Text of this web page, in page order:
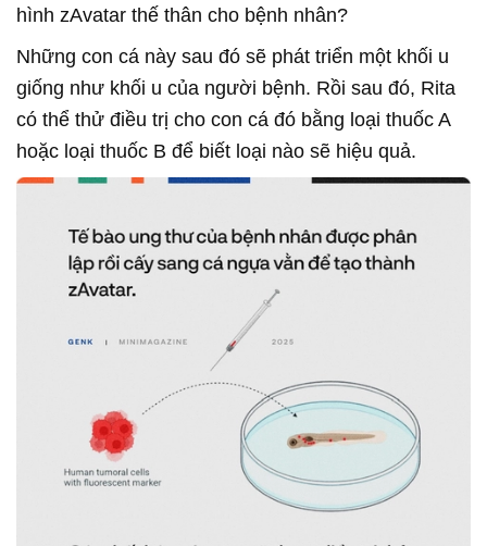
hình zAvatar thế thân cho bệnh nhân?
Những con cá này sau đó sẽ phát triển một khối u
giống như khối u của người bệnh. Rồi sau đó, Rita
có thể thử điều trị cho con cá đó bằng loại thuốc A
hoặc loại thuốc B để biết loại nào sẽ hiệu quả.